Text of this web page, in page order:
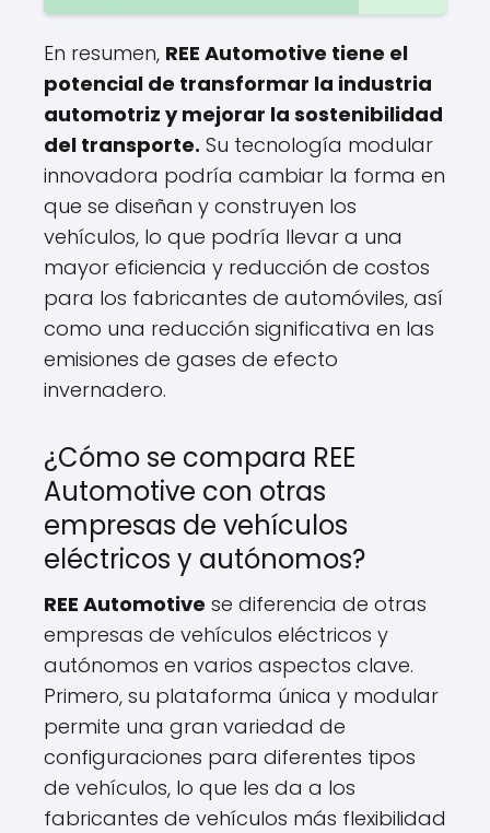
En resumen, REE Automotive tiene el
potencial de transformar la industria
automotriz y mejorar la sostenibilidad
del transporte. Su tecnología modular
innovadora podría cambiar la forma en
que se diseñan y construyen los
vehículos, lo que podría llevar a una
mayor eficiencia y reducción de costos
para los fabricantes de automóviles, así
como una reducción significativa en las
emisiones de gases de efecto
invernadero.
¿Cómo se compara REE
Automotive con otras
empresas de vehículos
eléctricos y autónomos?
REE Automotive se diferencia de otras
empresas de vehículos eléctricos y
autónomos en varios aspectos clave.
Primero, su plataforma única y modular
permite una gran variedad de
configuraciones para diferentes tipos
de vehículos, lo que les da a los
fabricantes de vehículos más flexibilidad